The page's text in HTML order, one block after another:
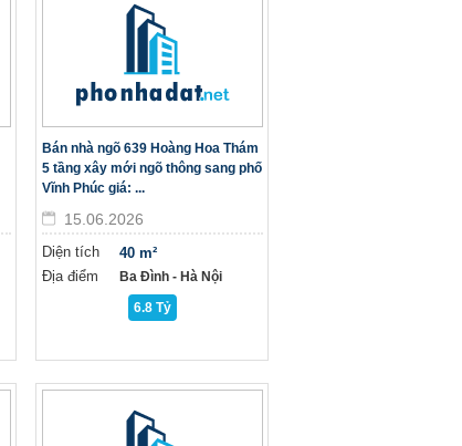
Bán nhà ngõ 639 Hoàng Hoa Thám
5 tầng xây mới ngõ thông sang phố
Vĩnh Phúc giá: ...
15.06.2026
Diện tích
Địa điểm
40 m²
Ba Đình - Hà Nội
6.8 Tỷ